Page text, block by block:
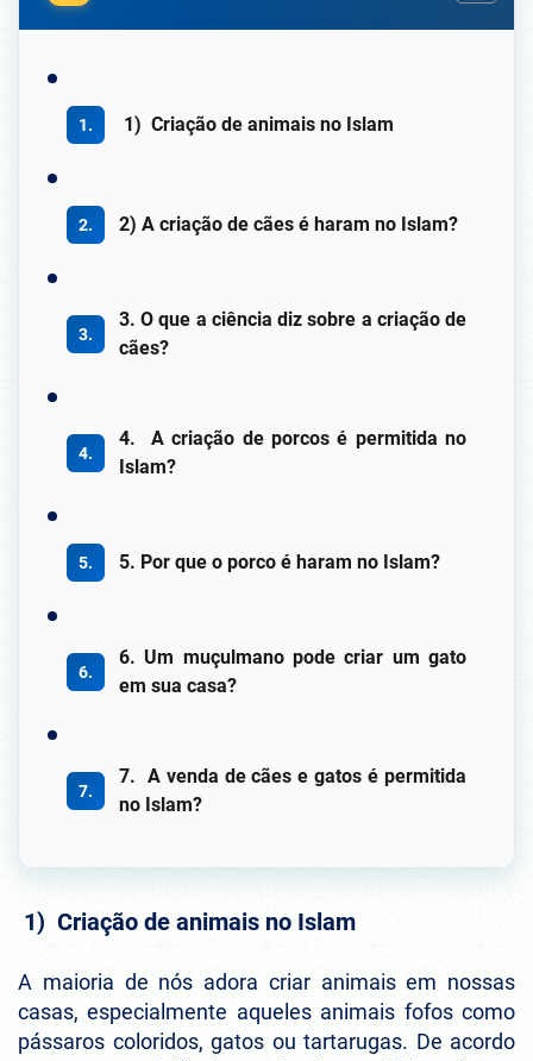
1) Criação de animais no Islam
2) A criação de cães é haram no Islam?
3. O que a ciência diz sobre a criação de
cães?
4. A criação de porcos é permitida no
Islam?
5. Por que o porco é haram no Islam?
6. Um muçulmano pode criar um gato
em sua casa?
7. A venda de cães e gatos é permitida
no Islam?
1) Criação de animais no Islam
A maioria de nós adora criar animais em nossas
casas, especialmente aqueles animais fofos como
pássaros coloridos, gatos ou tartarugas. De acordo